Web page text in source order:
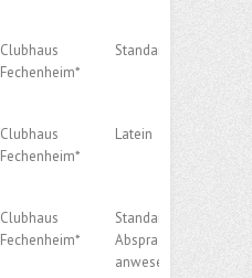
Clubhaus
Fechenheim*
Standard
Clubhaus
Fechenheim*
Latein
Clubhaus
Fechenheim*
Standard / Latein nach
Absprache der
anwesendenden